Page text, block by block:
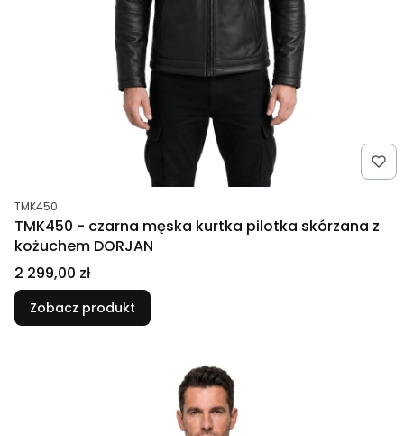
Kod produktu
TMK450
TMK450 - czarna męska kurtka pilotka skórzana z
kożuchem DORJAN
Cena
2 299,00 zł
Zobacz produkt